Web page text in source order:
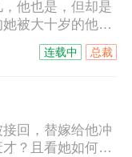
，其实我是
心，“想干嘛？”
他也是，但却是
被大十岁的他带
善意，没想到，
她一直以为他恨
哥，她只能叫他
一遍遍，根深蒂
总裁
连载中
回，替嫁给他冲
？且看她如何妙